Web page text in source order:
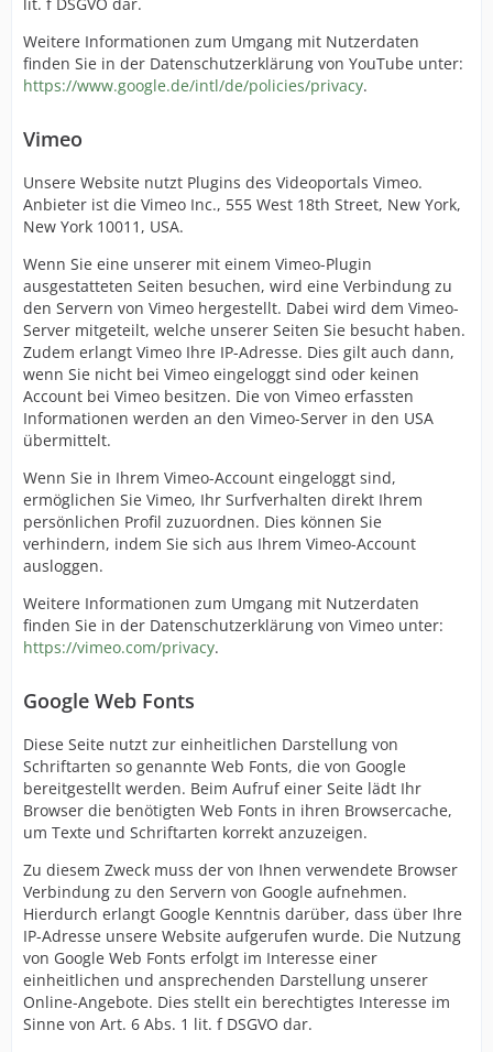
Weitere Informationen zum Umgang mit Nutzerdaten
finden Sie in der Datenschutzerklärung von YouTube unter:
https://www.google.de/intl/de/policies/privacy.
Vimeo
Unsere Website nutzt Plugins des Videoportals Vimeo.
Anbieter ist die Vimeo Inc., 555 West 18th Street, New York,
New York 10011, USA.
Wenn Sie eine unserer mit einem Vimeo-Plugin
ausgestatteten Seiten besuchen, wird eine Verbindung zu
den Servern von Vimeo hergestellt. Dabei wird dem Vimeo-
Server mitgeteilt, welche unserer Seiten Sie besucht haben.
Zudem erlangt Vimeo Ihre IP-Adresse. Dies gilt auch dann,
wenn Sie nicht bei Vimeo eingeloggt sind oder keinen
Account bei Vimeo besitzen. Die von Vimeo erfassten
Informationen werden an den Vimeo-Server in den USA
übermittelt.
Wenn Sie in Ihrem Vimeo-Account eingeloggt sind,
ermöglichen Sie Vimeo, Ihr Surfverhalten direkt Ihrem
persönlichen Profil zuzuordnen. Dies können Sie
verhindern, indem Sie sich aus Ihrem Vimeo-Account
ausloggen.
Weitere Informationen zum Umgang mit Nutzerdaten
finden Sie in der Datenschutzerklärung von Vimeo unter:
https://vimeo.com/privacy.
Google Web Fonts
Diese Seite nutzt zur einheitlichen Darstellung von
Schriftarten so genannte Web Fonts, die von Google
bereitgestellt werden. Beim Aufruf einer Seite lädt Ihr
Browser die benötigten Web Fonts in ihren Browsercache,
um Texte und Schriftarten korrekt anzuzeigen.
Zu diesem Zweck muss der von Ihnen verwendete Browser
Verbindung zu den Servern von Google aufnehmen.
Hierdurch erlangt Google Kenntnis darüber, dass über Ihre
IP-Adresse unsere Website aufgerufen wurde. Die Nutzung
von Google Web Fonts erfolgt im Interesse einer
einheitlichen und ansprechenden Darstellung unserer
Online-Angebote. Dies stellt ein berechtigtes Interesse im
Sinne von Art. 6 Abs. 1 lit. f DSGVO dar.